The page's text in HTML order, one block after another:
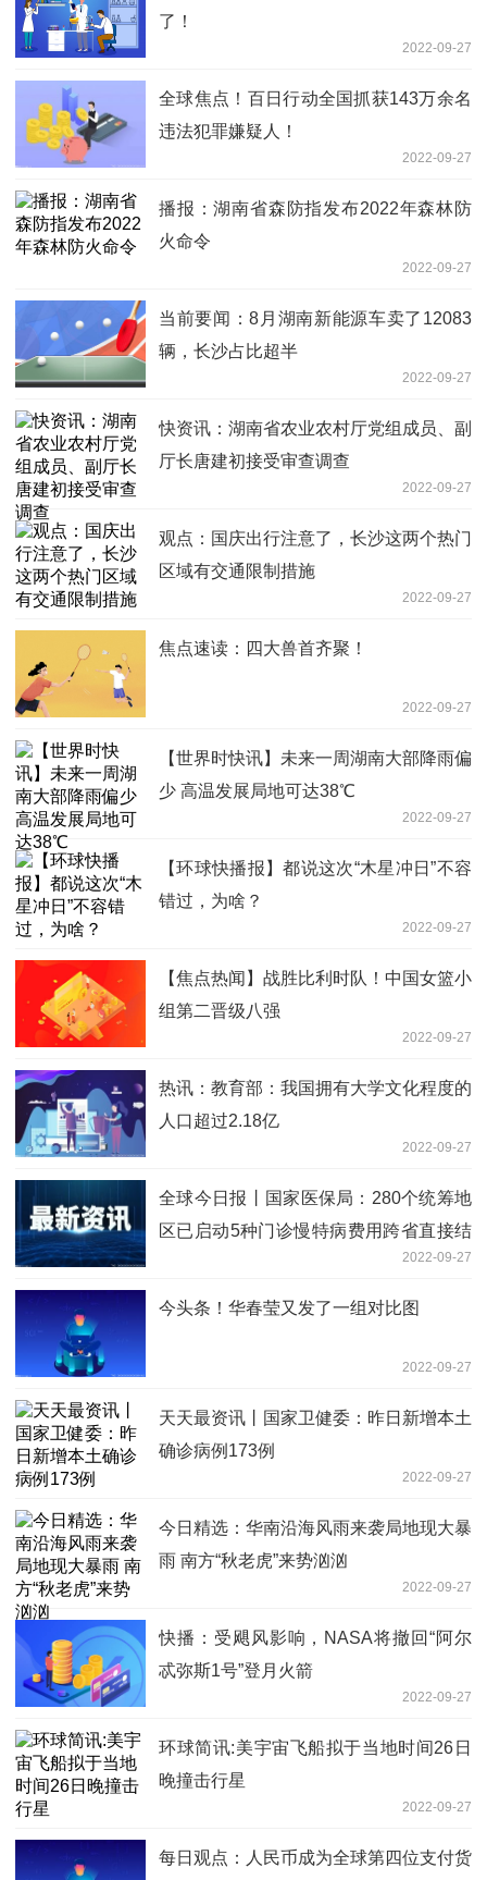
了！
2022-09-27
全球焦点！百日行动全国抓获143万余名
违法犯罪嫌疑人！
2022-09-27
播报：湖南省森防指发布2022年森林防
火命令
2022-09-27
当前要闻：8月湖南新能源车卖了12083
辆，长沙占比超半
2022-09-27
快资讯：湖南省农业农村厅党组成员、副
厅长唐建初接受审查调查
2022-09-27
观点：国庆出行注意了，长沙这两个热门
区域有交通限制措施
2022-09-27
焦点速读：四大兽首齐聚！
2022-09-27
【世界时快讯】未来一周湖南大部降雨偏
少 高温发展局地可达38℃
2022-09-27
【环球快播报】都说这次“木星冲日”不容
错过，为啥？
2022-09-27
【焦点热闻】战胜比利时队！中国女篮小
组第二晋级八强
2022-09-27
热讯：教育部：我国拥有大学文化程度的
人口超过2.18亿
2022-09-27
全球今日报丨国家医保局：280个统筹地
区已启动5种门诊慢特病费用跨省直接结
2022-09-27
今头条！华春莹又发了一组对比图
2022-09-27
天天最资讯丨国家卫健委：昨日新增本土
确诊病例173例
2022-09-27
今日精选：华南沿海风雨来袭局地现大暴
雨 南方“秋老虎”来势汹汹
2022-09-27
快播：受飓风影响，NASA将撤回“阿尔
忒弥斯1号”登月火箭
2022-09-27
环球简讯:美宇宙飞船拟于当地时间26日
晚撞击行星
2022-09-27
每日观点：人民币成为全球第四位支付货